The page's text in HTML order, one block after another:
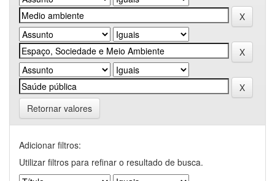
Retornar valores
Adicionar filtros:
Utilizar filtros para refinar o resultado de busca.